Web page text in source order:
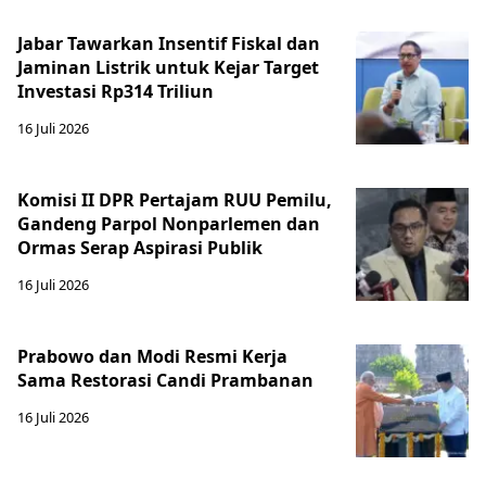
Jabar Tawarkan Insentif Fiskal dan
Jaminan Listrik untuk Kejar Target
Investasi Rp314 Triliun
16 Juli 2026
Komisi II DPR Pertajam RUU Pemilu,
Gandeng Parpol Nonparlemen dan
Ormas Serap Aspirasi Publik
16 Juli 2026
Prabowo dan Modi Resmi Kerja
Sama Restorasi Candi Prambanan
16 Juli 2026